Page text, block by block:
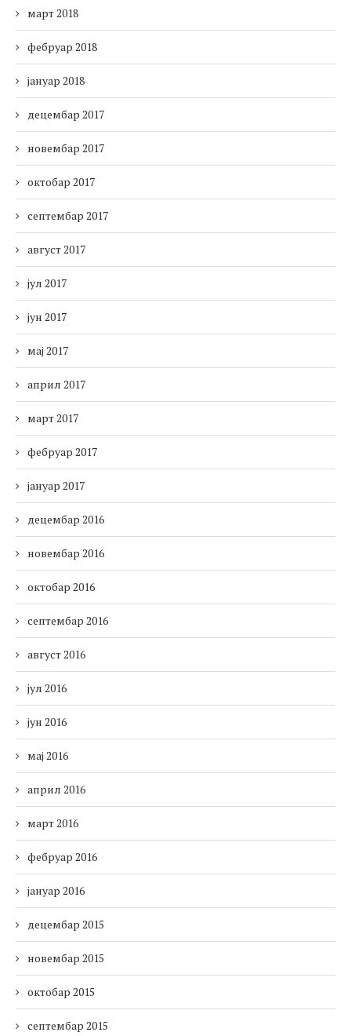
март 2018
фебруар 2018
јануар 2018
децембар 2017
новембар 2017
октобар 2017
септембар 2017
август 2017
јул 2017
јун 2017
мај 2017
април 2017
март 2017
фебруар 2017
јануар 2017
децембар 2016
новембар 2016
октобар 2016
септембар 2016
август 2016
јул 2016
јун 2016
мај 2016
април 2016
март 2016
фебруар 2016
јануар 2016
децембар 2015
новембар 2015
октобар 2015
септембар 2015